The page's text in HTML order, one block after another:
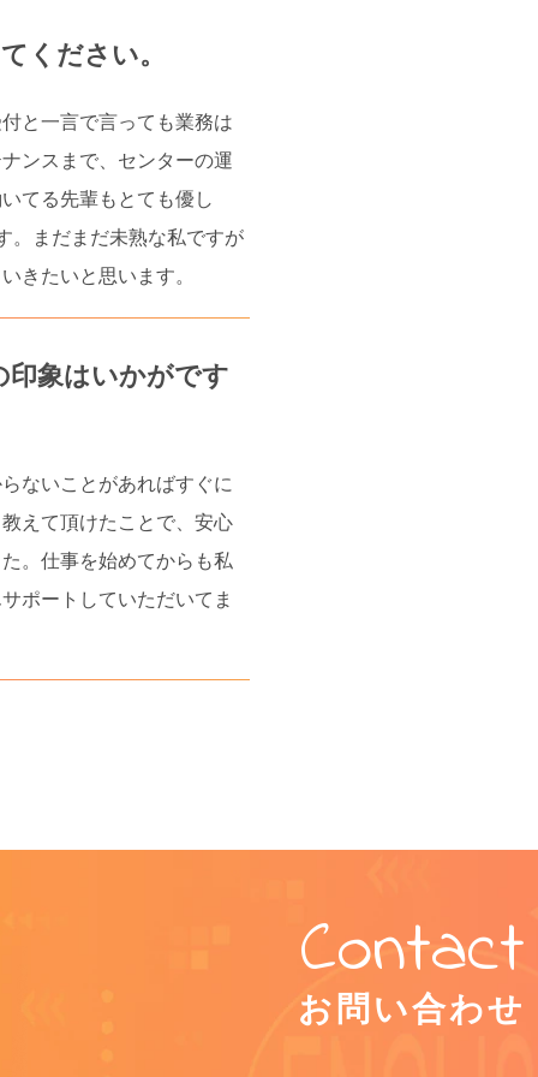
ください。
と一言で言っても業務は
ンスまで、センターの運
てる先輩もとても優し
。まだまだ未熟な私ですが
きたいと思います。
印象はいかがです
ないことがあればすぐに
えて頂けたことで、安心
。仕事を始めてからも私
ポートしていただいてま
お問い合わせ